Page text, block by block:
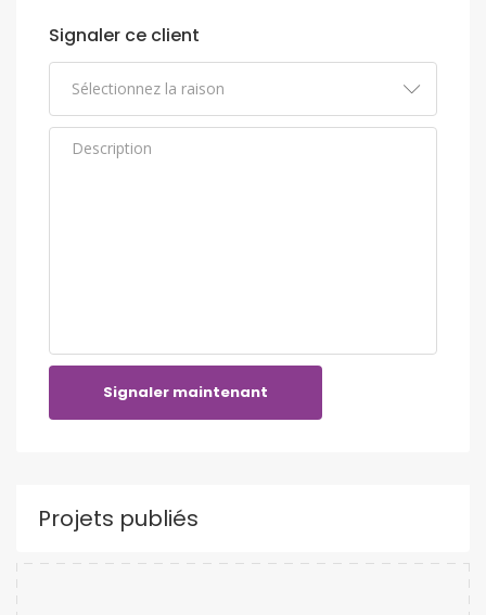
Signaler ce client
Signaler maintenant
Projets publiés